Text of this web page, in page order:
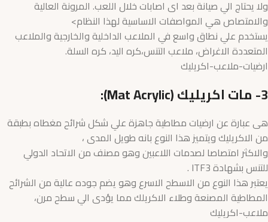
ولا يحتاج الي صيانة بعد اى اصابات خلال اللعب. المرونة العالية
والامتصاص هي المواصفات الاساسية لهذا النظام>
يستخدم علي نطاق واسع في الملاعب الداخلية والخارجية والملاعب
المتعددة الاغراض، ملاعب التنس،كره اليد، كره السلة.
ارضيات-ملاعب-اكريليك
3- مات اكريليك (Mat Acrylic):
هى عبارة عن ارضيات مطاطية جاهزة علي شكل شرائح مغطاه بطبقة
من الاكريليك ويتميز هذا النوع بانه طويل المدى ،
والاكثر امتصاصا لصدمات اللاعبين وهو مصنف من الاتحاد الدولي
للتنس بشهادة ITF3 .
يعتبر هذا النوع من الاسطح الاسرع وهو يضم جوده عالية من الشرائح
المطاطية المصنعة وطلاء الاكريلك مما يؤدى الي سطح مرن،
ملاعب-اكريليك